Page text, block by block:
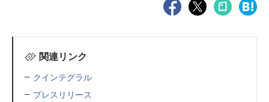
関連リンク
クインテグラル
プレスリリース